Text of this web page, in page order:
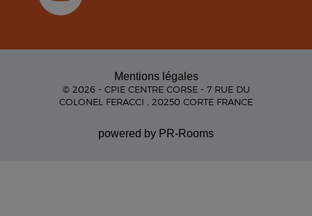
Mentions légales
© 2026 - CPIE CENTRE CORSE - 7 RUE DU
COLONEL FERACCI , 20250 CORTE FRANCE
powered by PR-Rooms